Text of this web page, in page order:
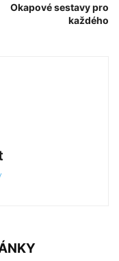
Okapové sestavy pro
každého